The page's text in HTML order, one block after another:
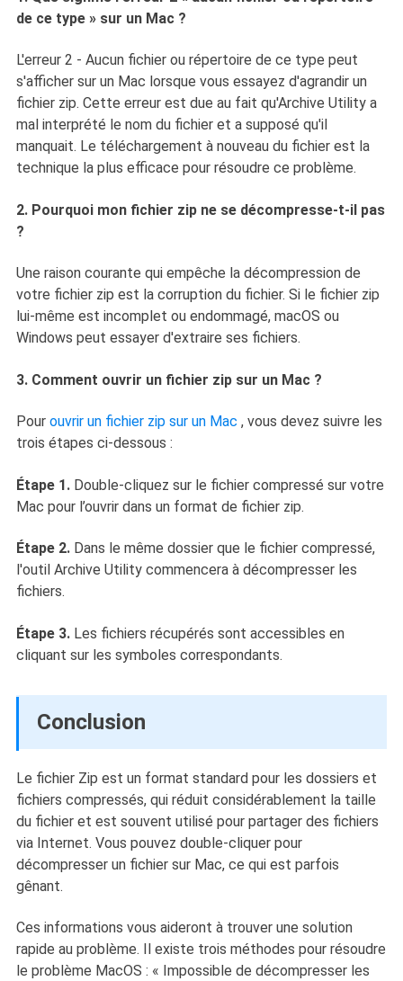
de ce type » sur un Mac ?
L'erreur 2 - Aucun fichier ou répertoire de ce type peut
s'afficher sur un Mac lorsque vous essayez d'agrandir un
fichier zip. Cette erreur est due au fait qu'Archive Utility a
mal interprété le nom du fichier et a supposé qu'il
manquait. Le téléchargement à nouveau du fichier est la
technique la plus efficace pour résoudre ce problème.
2. Pourquoi mon fichier zip ne se décompresse-t-il pas
?
Une raison courante qui empêche la décompression de
votre fichier zip est la corruption du fichier. Si le fichier zip
lui-même est incomplet ou endommagé, macOS ou
Windows peut essayer d'extraire ses fichiers.
3. Comment ouvrir un fichier zip sur un Mac ?
Pour ouvrir un fichier zip sur un Mac , vous devez suivre les
trois étapes ci-dessous :
Étape 1.Double-cliquez sur le fichier compressé sur votre
Mac pour l’ouvrir dans un format de fichier zip.
Étape 2.Dans le même dossier que le fichier compressé,
l'outil Archive Utility commencera à décompresser les
fichiers.
Étape 3.Les fichiers récupérés sont accessibles en
cliquant sur les symboles correspondants.
Conclusion
Le fichier Zip est un format standard pour les dossiers et
fichiers compressés, qui réduit considérablement la taille
du fichier et est souvent utilisé pour partager des fichiers
via Internet. Vous pouvez double-cliquer pour
décompresser un fichier sur Mac, ce qui est parfois
gênant.
Ces informations vous aideront à trouver une solution
rapide au problème. Il existe trois méthodes pour résoudre
le problème MacOS : « Impossible de décompresser les